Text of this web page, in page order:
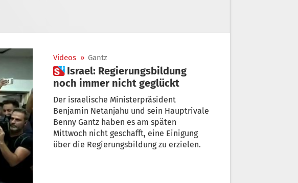
Videos » Gantz
 Israel: Regierungsbildung
noch immer nicht geglückt
Der israelische Ministerpräsident
Benjamin Netanjahu und sein Hauptrivale
Benny Gantz haben es am späten
Mittwoch nicht geschafft, eine Einigung
über die Regierungsbildung zu erzielen.